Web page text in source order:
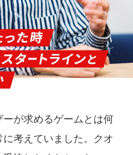
ーが求めるゲームとは何
に考えていました。クオ